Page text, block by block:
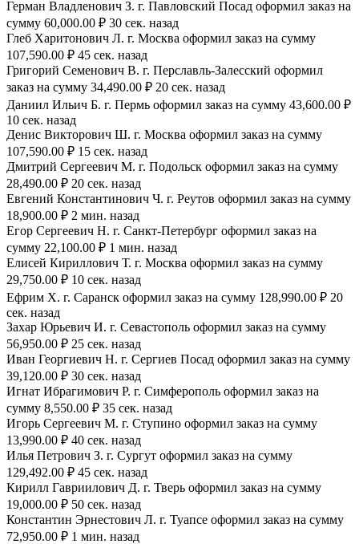
Герман Владленович З. г. Павловский Посад оформил заказ на
сумму 60,000.00 ₽ 30 сек. назад
Глеб Харитонович Л. г. Москва оформил заказ на сумму
107,590.00 ₽ 45 сек. назад
Григорий Семенович В. г. Перславль-Залесский оформил
заказ на сумму 34,490.00 ₽ 20 сек. назад
Даниил Ильич Б. г. Пермь оформил заказ на сумму 43,600.00 ₽
10 сек. назад
Денис Викторович Ш. г. Москва оформил заказ на сумму
107,590.00 ₽ 15 сек. назад
Дмитрий Сергеевич М. г. Подольск оформил заказ на сумму
28,490.00 ₽ 20 сек. назад
Евгений Константинович Ч. г. Реутов оформил заказ на сумму
18,900.00 ₽ 2 мин. назад
Егор Сергеевич Н. г. Санкт-Петербург оформил заказ на
сумму 22,100.00 ₽ 1 мин. назад
Елисей Кириллович Т. г. Москва оформил заказ на сумму
29,750.00 ₽ 10 сек. назад
Ефрим Х. г. Саранск оформил заказ на сумму 128,990.00 ₽ 20
сек. назад
Захар Юрьевич И. г. Севастополь оформил заказ на сумму
56,950.00 ₽ 25 сек. назад
Иван Георгиевич Н. г. Сергиев Посад оформил заказ на сумму
39,120.00 ₽ 30 сек. назад
Игнат Ибрагимович Р. г. Симферополь оформил заказ на
сумму 8,550.00 ₽ 35 сек. назад
Игорь Сергеевич М. г. Ступино оформил заказ на сумму
13,990.00 ₽ 40 сек. назад
Илья Петрович З. г. Сургут оформил заказ на сумму
129,492.00 ₽ 45 сек. назад
Кирилл Гавриилович Д. г. Тверь оформил заказ на сумму
19,000.00 ₽ 50 сек. назад
Константин Эрнестович Л. г. Туапсе оформил заказ на сумму
72,950.00 ₽ 1 мин. назад